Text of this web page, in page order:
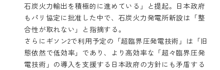
石炭火力輸出を積極的に進めている」と提起。日本政府
もパリ協定に批准した中で、石炭火力発電所新設は「整
合性が取れない」と指摘する。
さらにギソン2で利用予定の「超臨界圧発電技術」は「旧
態依然で低効率」であり、より高効率な「超々臨界圧発
電技術」の導入を支援する日本政府の方針にも矛盾する